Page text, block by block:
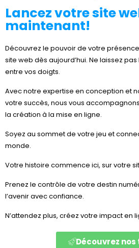
Lancez votre site
maintenant!
Découvrez le pouvoir de votre
site web dès aujourd’hui. Ne laissez
entre vos doigts.
Avec notre expertise en conception et
votre succès, nous vous
la création à la mise en ligne.
Soyez au sommet de votre jeu et
monde.
Votre histoire commence ici, sur votre
Prenez le contrôle de votre destin
l’avenir avec confiance.
N’attendez plus, créez votre impact en
Découvrez